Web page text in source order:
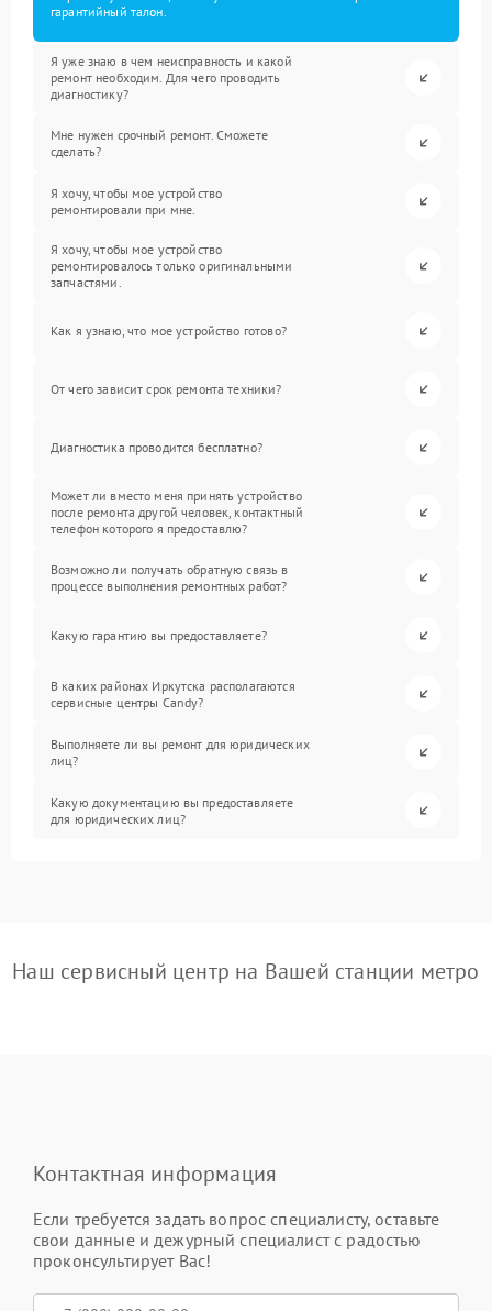
гарантийный талон.
Я уже знаю в чем неисправность и какой
ремонт необходим. Для чего проводить
диагностику?
Мне нужен срочный ремонт. Сможете
сделать?
Я хочу, чтобы мое устройство
ремонтировали при мне.
Я хочу, чтобы мое устройство
ремонтировалось только оригинальными
запчастями.
Как я узнаю, что мое устройство готово?
От чего зависит срок ремонта техники?
Диагностика проводится бесплатно?
Может ли вместо меня принять устройство
после ремонта другой человек, контактный
телефон которого я предоставлю?
Возможно ли получать обратную связь в
процессе выполнения ремонтных работ?
Какую гарантию вы предоставляете?
В каких районах Иркутска располагаются
сервисные центры Candy?
Выполняете ли вы ремонт для юридических
лиц?
Какую документацию вы предоставляете
для юридических лиц?
Наш сервисный центр на Вашей станции метро
Контактная информация
Если требуется задать вопрос специалисту, оставьте
свои данные и дежурный специалист с радостью
проконсультирует Вас!